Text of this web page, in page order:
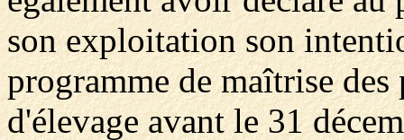
son exploitation son
programme de maîtrise
d'élevage avant le 31